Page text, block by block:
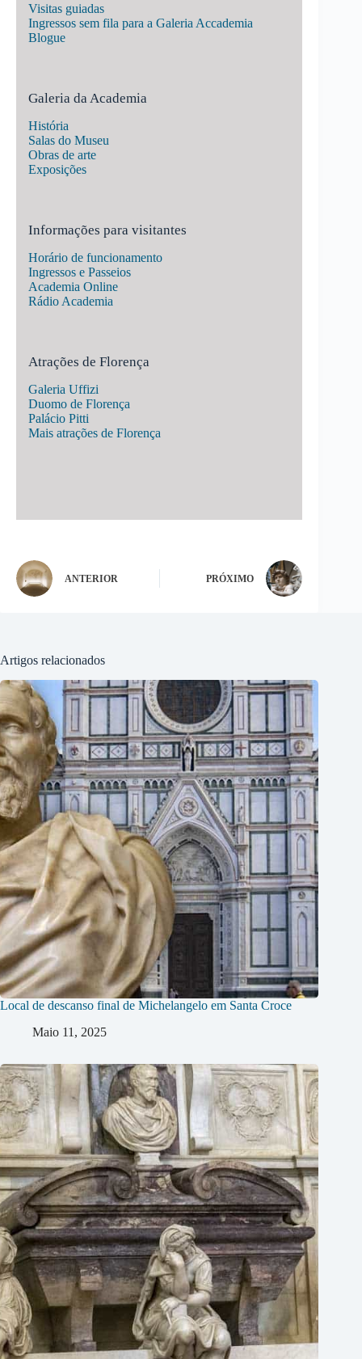
Visitas guiadas
Ingressos sem fila para a Galeria Accademia
Blogue
Galeria da Academia
História
Salas do Museu
Obras de arte
Exposições
Informações para visitantes
Horário de funcionamento
Ingressos e Passeios
Academia Online
Rádio Academia
Atrações de Florença
Galeria Uffizi
Duomo de Florença
Palácio Pitti
Mais atrações de Florença
ANTERIOR PRÓXIMO
Artigos relacionados
Local de descanso final de Michelangelo em Santa Croce
Maio 11, 2025